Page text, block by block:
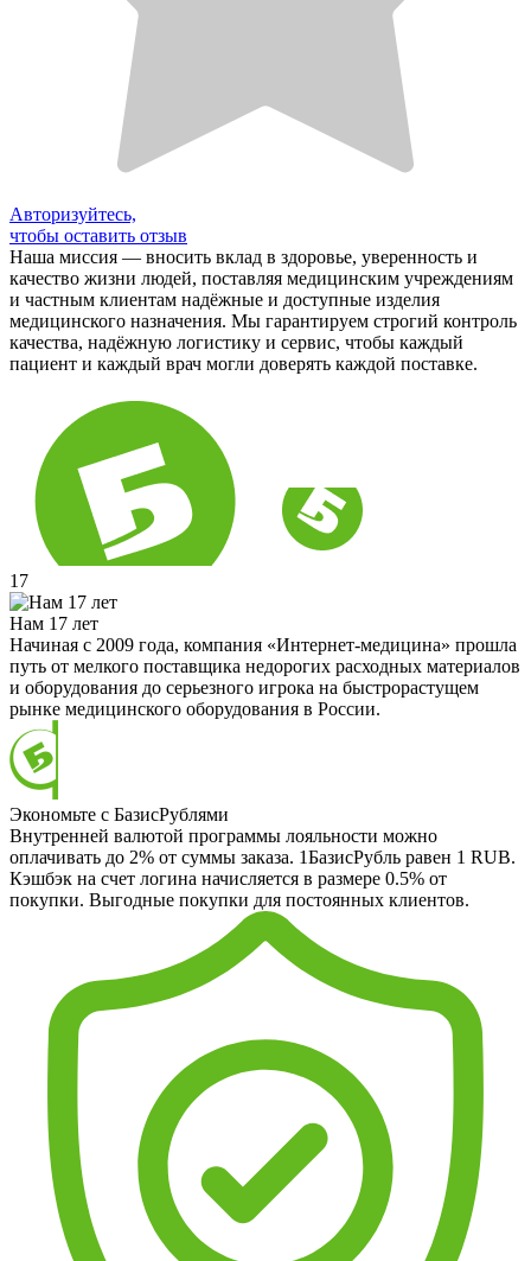
Авторизуйтесь,
чтобы оставить отзыв
Наша миссия — вносить вклад в здоровье, уверенность и
качество жизни людей, поставляя медицинским учреждениям
и частным клиентам надёжные и доступные изделия
медицинского назначения. Мы гарантируем строгий контроль
качества, надёжную логистику и сервис, чтобы каждый
пациент и каждый врач могли доверять каждой поставке.
17
Нам 17 лет
Начиная с 2009 года, компания «Интернет-медицина» прошла
путь от мелкого поставщика недорогих расходных материалов
и оборудования до серьезного игрока на быстрорастущем
рынке медицинского оборудования в России.
Экономьте с БазисРублями
Внутренней валютой программы лояльности можно
оплачивать до 2% от суммы заказа. 1БазисРубль равен 1 RUB.
Кэшбэк на счет логина начисляется в размере 0.5% от
покупки. Выгодные покупки для постоянных клиентов.